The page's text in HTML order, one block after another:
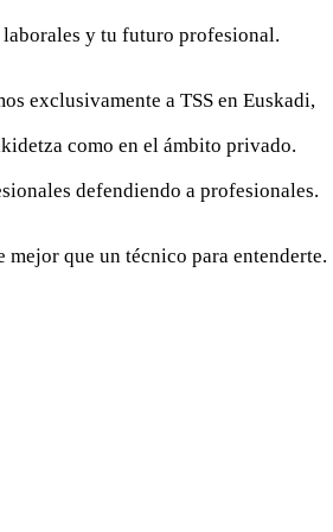
y tu futuro profesional.
exclusivamente a TSS en Euskadi,
como en el ámbito privado.
defendiendo a profesionales.
mejor que un técnico para entenderte.